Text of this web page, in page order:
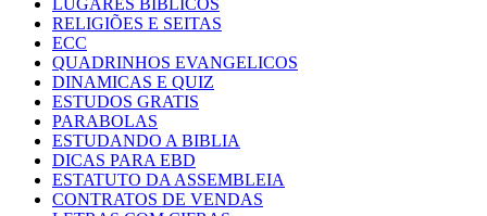
RELIGIÕES E SEITAS
ECC
QUADRINHOS EVANGELICOS
DINAMICAS E QUIZ
ESTUDOS GRATIS
PARABOLAS
ESTUDANDO A BIBLIA
DICAS PARA EBD
ESTATUTO DA ASSEMBLEIA
CONTRATOS DE VENDAS